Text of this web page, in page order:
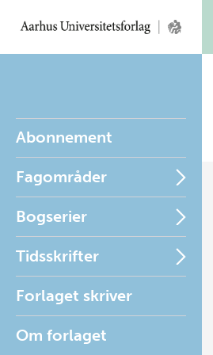
Abonnement
Fagområder
Bogserier
Tidsskrifter
Forlaget skriver
Om forlaget